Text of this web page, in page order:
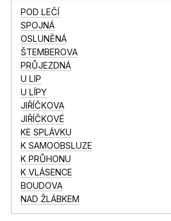
POD LEČÍ
SPOJNÁ
OSLUNĚNÁ
ŠTEMBEROVA
PRŮJEZDNÁ
U LIP
U LÍPY
JIŘÍČKOVA
JIŘÍČKOVÉ
KE SPLÁVKU
K SAMOOBSLUZE
K PRŮHONU
K VLÁSENCE
BOUDOVA
NAD ŽLÁBKEM